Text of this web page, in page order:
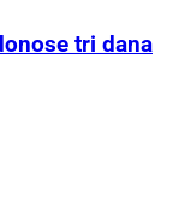
tri dana